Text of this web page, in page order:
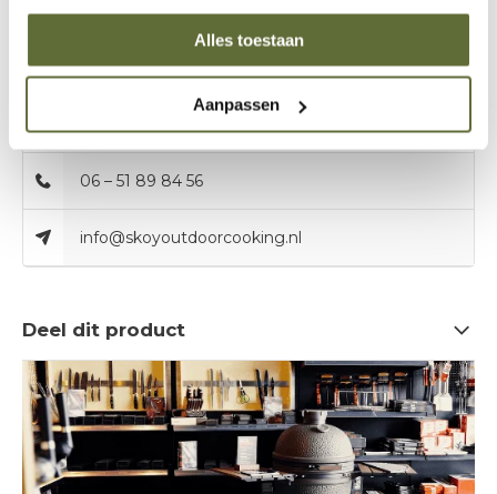
Alles toestaan
Aanpassen
Bel onze specialisten
06 – 51 89 84 56
info@skoyoutdoorcooking.nl
Deel dit product